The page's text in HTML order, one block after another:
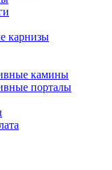
карнизы
камины
порталы